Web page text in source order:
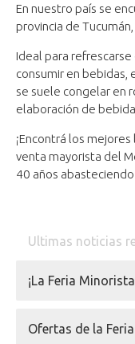
En nuestro país se
provincia de
Ideal para
consumir en bebidas,
se suele congelar en
elaboración de
¡Encontrá los
venta mayorista del
40 años
Ultimas noticias
¡La Feria
Ofertas de la